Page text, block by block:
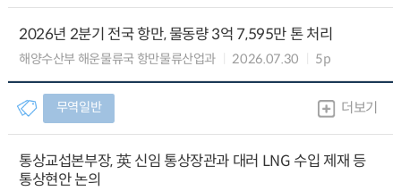
2026년 2분기 전국 항만, 물동량 3억 7,595만 톤 처리
해양수산부 해운물류국 항만물류산업과 2026.07.30 5p
무역일반 더보기
통상교섭본부장, 英 신임 통상장관과 대러 LNG 수입 제재 등
통상현안 논의